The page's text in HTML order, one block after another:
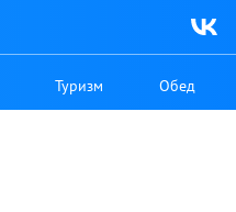
Туризм Обед